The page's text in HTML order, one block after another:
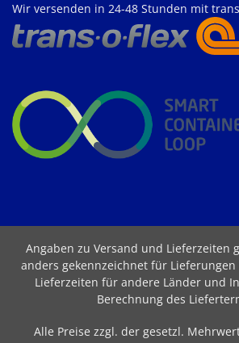
Wir versenden in 24-48 Stunden mit
Angaben zu Versand und Lieferzeiten
anders gekennzeichnet für
Lieferzeiten für andere Länder und
Berechnung des
Alle Preise zzgl. der gesetzl.